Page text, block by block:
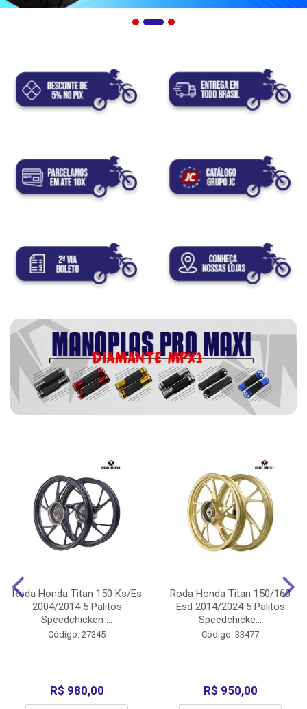
Roda Honda Titan 150 Ks/Es
2004/2014 5 Palitos
Speedchicken ...
Código: 27345
R$ 980,00
Roda Honda Titan 150/160
Esd 2014/2024 5 Palitos
Speedchicke...
Código: 33477
R$ 950,00